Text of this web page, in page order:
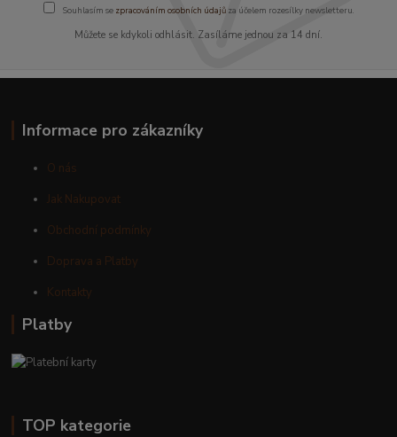
Souhlasím se zpracováním osobních údajůza účelem rozesílky newsletteru.
Můžete se kdykoli odhlásit. Zasíláme jednou za 14 dní.
Informace pro zákazníky
O nás
Jak Nakupovat
Obchodní podmínky
Doprava a Platby
Kontakty
Platby
TOP kategorie